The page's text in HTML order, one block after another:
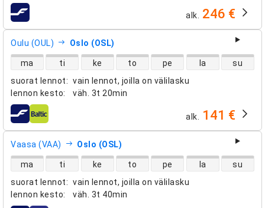
lentoyhtiöt alk. 246 €
Oulu (OUL) Oslo (OSL)
suorat lennot: vain lennot, joilla on välilasku
lennon kesto: väh. 3t 20min
suorien lentojen saatavuus
ma ti ke to pe la su
lentoyhtiöt alk. 141 €
Vaasa (VAA) Oslo (OSL)
suorat lennot: vain lennot, joilla on välilasku
lennon kesto: väh. 3t 40min
suorien lentojen saatavuus
ma ti ke to pe la su